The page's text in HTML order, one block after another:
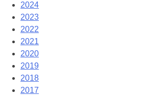
2024
2023
2022
2021
2020
2019
2018
2017